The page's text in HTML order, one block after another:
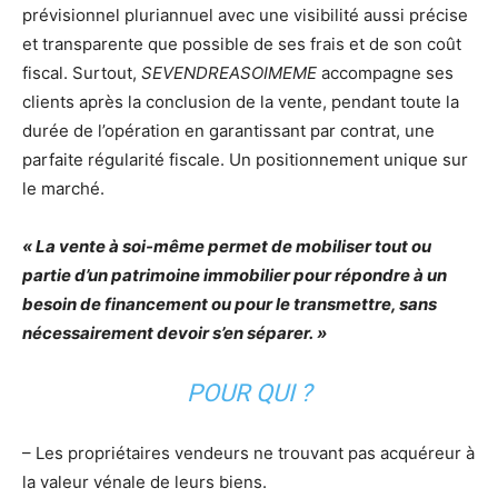
prévisionnel pluriannuel avec une visibilité aussi précise
et transparente que possible de ses frais et de son coût
fiscal. Surtout, SEVENDREASOIMEME accompagne ses
clients après la conclusion de la vente, pendant toute la
durée de l’opération en garantissant par contrat, une
parfaite régularité fiscale. Un positionnement unique sur
le marché.
« La vente à soi-même permet de mobiliser tout ou
partie d’un patrimoine immobilier pour répondre à un
besoin de financement ou pour le transmettre, sans
nécessairement devoir s’en séparer. »
POUR QUI ?
– Les propriétaires vendeurs ne trouvant pas acquéreur à
la valeur vénale de leurs biens.